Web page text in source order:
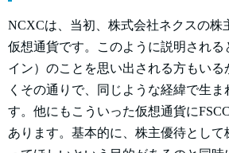
NCXCは、当初、株式会社ネクスの株
仮想通貨です。このように説明される
イン）のことを思い出される方もいる
くその通りで、同じような経緯で生ま
す。他にもこういった仮想通貨に
あります。基本的に、株主優待として